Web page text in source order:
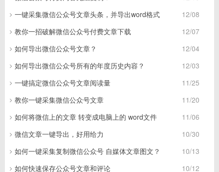
12/08
一键采集微信公众号文章头条，并导出word格式
12/07
教你一招破解微信公众号付费文章下载
12/04
如何导出微信公众号文章？
12/03
如何导出微信公众号所有的年度历史内容？
11/25
一键搞定微信公众号文章阅读量
11/20
教你一键采集微信公众号文章
11/06
如何将微信上的文章 转变成电脑上的 word文件
10/30
微信文章一键导出，好用给力
10/13
如何一键采集复制微信公众号 自媒体文章图文？
10/12
如何快速保存公众号文章和评论